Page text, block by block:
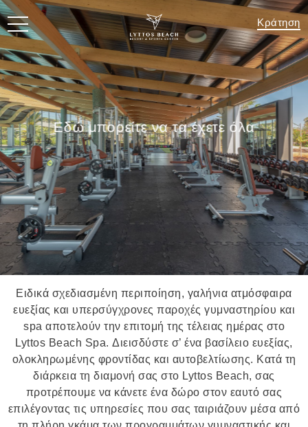
Κράτηση
Εδώ μπορείτε να τα έχετε όλα
Ειδικά σχεδιασμένη περιποίηση, γαλήνια ατμόσφαιρα
ευεξίας και υπερσύγχρονες παροχές γυμναστηρίου και
spa αποτελούν την επιτομή της τέλειας ημέρας στο
Lyttos Beach Spa. Διεισδύστε σ’ ένα βασίλειο ευεξίας,
ολοκληρωμένης φροντίδας και αυτοβελτίωσης. Κατά τη
διάρκεια τη διαμονή σας στο Lyttos Beach, σας
προτρέπουμε να κάνετε ένα δώρο στον εαυτό σας
επιλέγοντας τις υπηρεσίες που σας ταιριάζουν μέσα από